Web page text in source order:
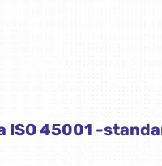
ISO 45001 -